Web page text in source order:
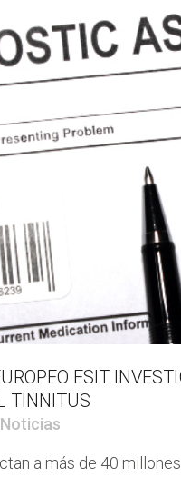
ESIT
TINNITUS
Noticias
a más de 40 millones